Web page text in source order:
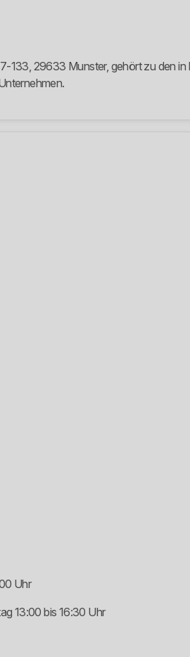
133, 29633 Munster, gehört zu den
Uhr
13:00 bis 16:30 Uhr